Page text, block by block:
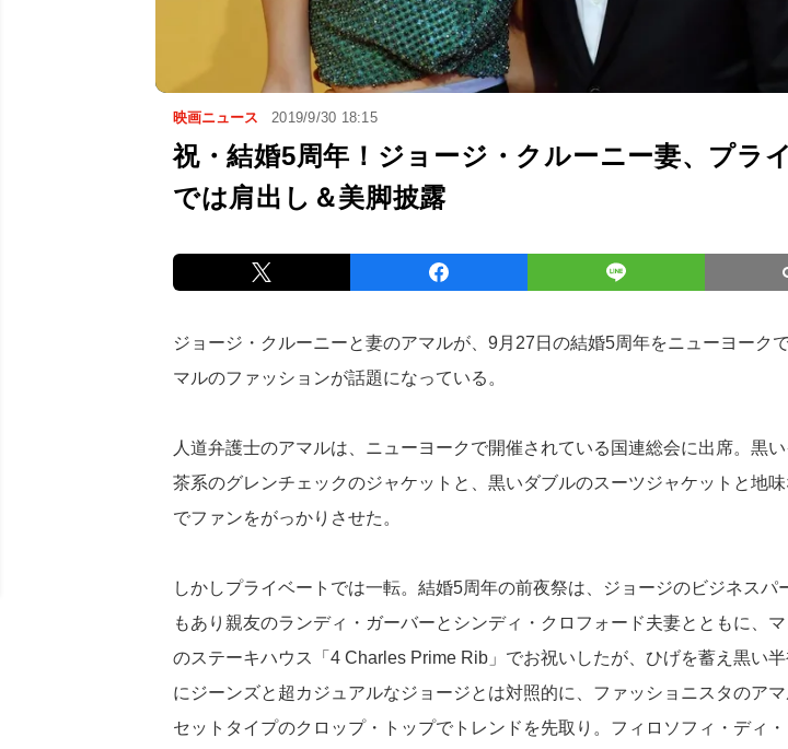
映画ニュース 2019/9/30 18:15
祝・結婚5周年！ジョージ・クルーニー妻、プラ
では肩出し＆美脚披露
ジョージ・クルーニーと妻のアマルが、9月27日の結婚5周年をニューヨーク
マルのファッションが話題になっている。
人道弁護士のアマルは、ニューヨークで開催されている国連総会に出席。黒
茶系のグレンチェックのジャケットと、黒いダブルのスーツジャケットと地
でファンをがっかりさせた。
しかしプライベートでは一転。結婚5周年の前夜祭は、ジョージのビジネスパ
もあり親友のランディ・ガーバーとシンディ・クロフォード夫妻とともに、
のステーキハウス「4 Charles Prime Rib」でお祝いしたが、ひげを蓄え黒い
にジーンズと超カジュアルなジョージとは対照的に、ファッショニスタのア
セットタイプのクロップ・トップでトレンドを先取り。フィロソフィ・ディ